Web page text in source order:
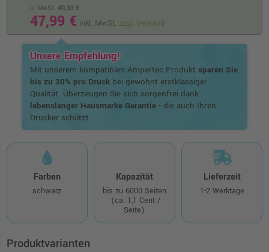
o. MwSt.40,33 €
47,99 € inkl. MwSt. zzgl. Versand
Unsere Empfehlung!
Mit unserem kompatiblen Ampertec Produkt sparen Sie
bis zu 30% pro Druckbei gewohnt erstklassiger
Qualität. Überzeugen Sie sich sorgenfrei dank
lebenslanger Hausmarke Garantie- die auch Ihren
Drucker schützt.
Farben
schwarz
Kapazität
bis zu 6000 Seiten
(ca. 1,1 Cent /
Seite)
Lieferzeit
1-2 Werktage
Produktvarianten